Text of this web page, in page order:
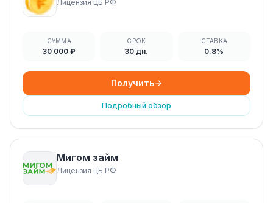
Лицензия ЦБ РФ
СУММА
30 000 ₽
СРОК
30 дн.
СТАВКА
0.8%
Получить
Подробный обзор
Мигом займ
Лицензия ЦБ РФ